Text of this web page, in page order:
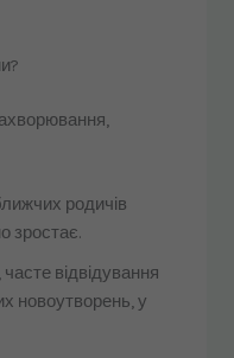
родичів
зростає.
відвідування
новоутворень, у